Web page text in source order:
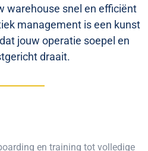
warehouse snel en efficiënt
management is een kunst
jouw operatie soepel en
draait.
en training tot volledige